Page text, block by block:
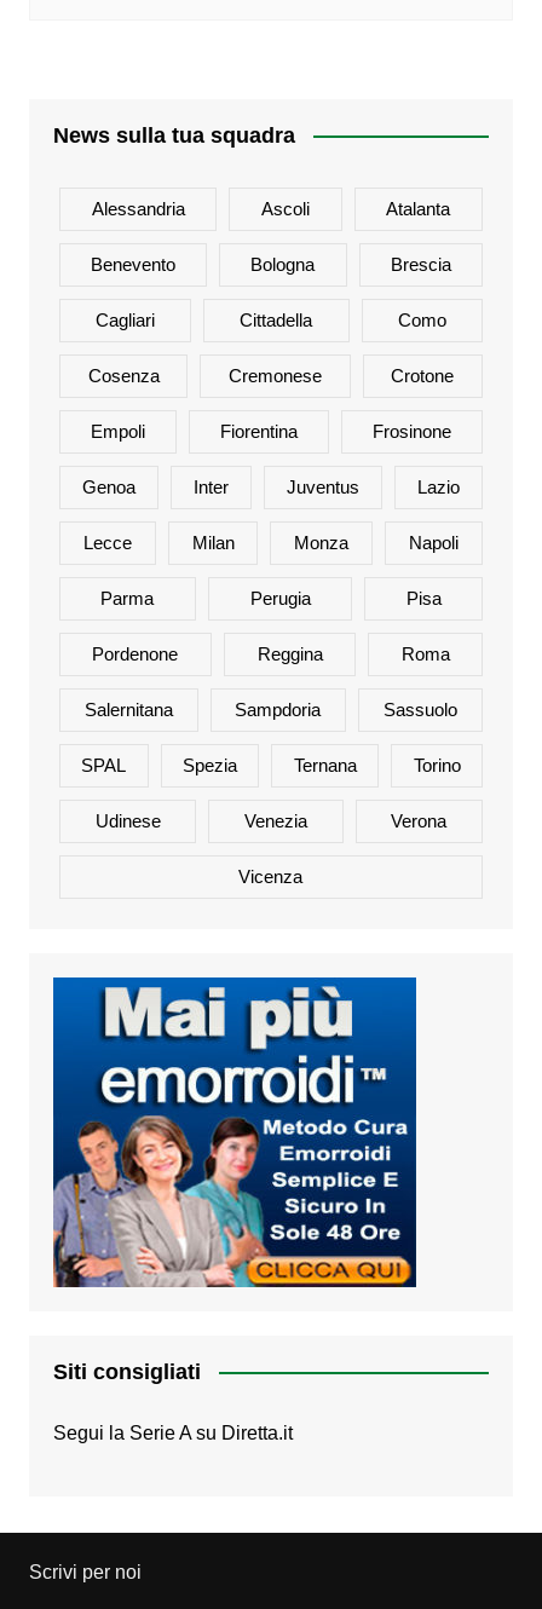
News sulla tua squadra
Alessandria Ascoli Atalanta
Benevento Bologna Brescia
Cagliari Cittadella Como
Cosenza Cremonese Crotone
Empoli Fiorentina Frosinone
Genoa Inter Juventus Lazio
Lecce Milan Monza Napoli
Parma Perugia Pisa
Pordenone Reggina Roma
Salernitana Sampdoria Sassuolo
SPAL Spezia Ternana Torino
Udinese Venezia Verona
Vicenza
Siti consigliati
Segui la Serie A su Diretta.it
Scrivi per noi